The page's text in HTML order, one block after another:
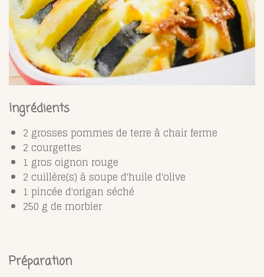
Ingrédients
2 grosses pommes de terre à chair ferme
2 courgettes
1 gros oignon rouge
2 cuillère(s) à soupe d'huile d'olive
1 pincée d'origan séché
250 g de morbier
Préparation